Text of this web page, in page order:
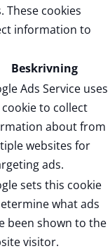
These cookies
information to
Beskrivning
Ads Service uses
to collect
about from
websites for
ads.
sets this cookie
what ads
been shown to the
visitor.